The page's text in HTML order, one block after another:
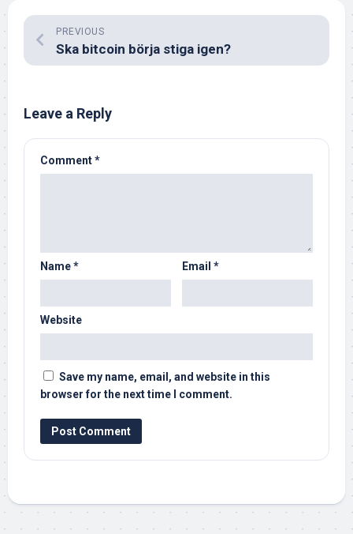
PREVIOUS
Ska bitcoin börja stiga igen?
Leave a Reply
Comment*
Name* Email *
Website
Save my name, email, and website in this
browser for the next time I comment.